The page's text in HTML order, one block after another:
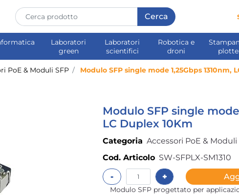
Laboratori
green
Laboratori
scientifici
Robotica e
droni
PoE & Moduli SFP Modulo SFP single mode 1,25Gbps 1310nm,
Modulo SFP single mode
LC Duplex 10Km
Categoria Accessori PoE & Moduli
Cod. Articolo SW-SFPLX-SM1310
Quantità
Modulo SFP progettato per